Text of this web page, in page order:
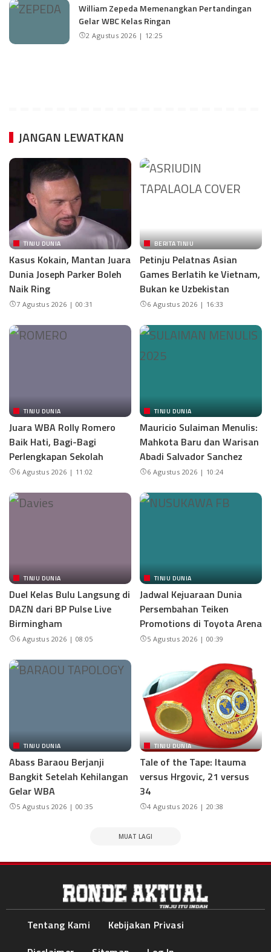
William Zepeda Memenangkan Pertandingan
Gelar WBC Kelas Ringan
2 Agustus 2026 | 12:25
JANGAN LEWATKAN
TINJU DUNIA
Kasus Kokain, Mantan Juara
Dunia Joseph Parker Boleh
Naik Ring
7 Agustus 2026 | 00:31
BERITA TINJU
Petinju Pelatnas Asian
Games Berlatih ke Vietnam,
Bukan ke Uzbekistan
6 Agustus 2026 | 16:33
TINJU DUNIA
Juara WBA Rolly Romero
Baik Hati, Bagi-Bagi
Perlengkapan Sekolah
6 Agustus 2026 | 11:02
TINJU DUNIA
Mauricio Sulaiman Menulis:
Mahkota Baru dan Warisan
Abadi Salvador Sanchez
6 Agustus 2026 | 10:24
TINJU DUNIA
Duel Kelas Bulu Langsung di
DAZN dari BP Pulse Live
Birmingham
6 Agustus 2026 | 08:05
TINJU DUNIA
Jadwal Kejuaraan Dunia
Persembahan Teiken
Promotions di Toyota Arena
5 Agustus 2026 | 00:39
TINJU DUNIA
Abass Baraou Berjanji
Bangkit Setelah Kehilangan
Gelar WBA
5 Agustus 2026 | 00:35
TINJU DUNIA
Tale of the Tape: Itauma
versus Hrgovic, 21 versus
34
4 Agustus 2026 | 20:38
MUAT LAGI
Tentang Kami
Kebijakan Privasi